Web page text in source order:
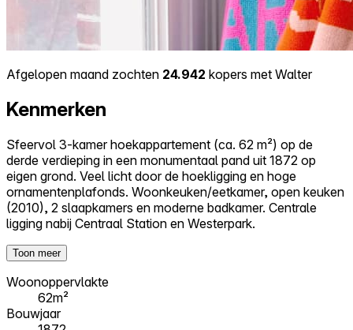
Afgelopen maand zochten 24.942 kopers met Walter
Kenmerken
Sfeervol 3-kamer hoekappartement (ca. 62 m²) op de
derde verdieping in een monumentaal pand uit 1872 op
eigen grond. Veel licht door de hoekligging en hoge
ornamentenplafonds. Woonkeuken/eetkamer, open keuken
(2010), 2 slaapkamers en moderne badkamer. Centrale
ligging nabij Centraal Station en Westerpark.
Toon meer
Woonoppervlakte
62m²
Bouwjaar